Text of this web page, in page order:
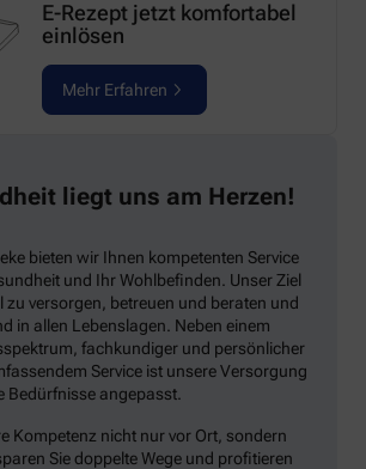
E-Rezept jetzt komfortabel
einlösen
Mehr Erfahren
liegt uns am Herzen!
bieten wir Ihnen kompetenten Service
und Ihr Wohlbefinden. Unser Ziel
zu versorgen, betreuen und beraten und
in allen Lebenslagen. Neben einem
fachkundiger und persönlicher
Service ist unsere Versorgung
Bedürfnisse angepasst.
Kompetenz nicht nur vor Ort, sondern
Sie doppelte Wege und profitieren